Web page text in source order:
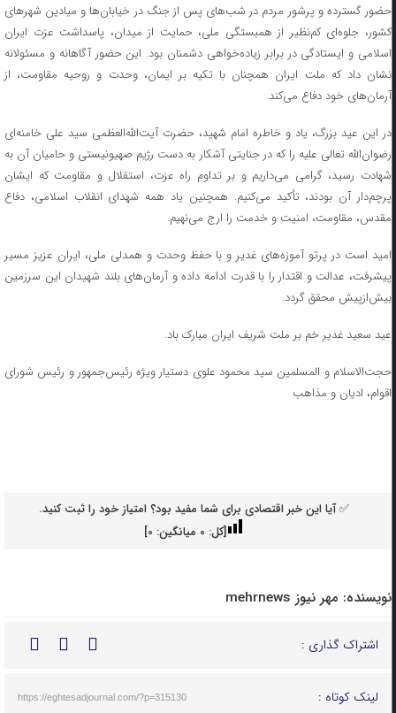
حضور گسترده و پرشور مردم در شب‌های پس از جنگ در خیابان‌ها و میادین شهرهای
کشور، جلوه‌ای کم‌نظیر از همبستگی ملی، حمایت از میدان، پاسداشت عزت ایران
اسلامی و ایستادگی در برابر زیاده‌خواهی دشمنان بود. این حضور آگاهانه و مسئولانه
نشان داد که ملت ایران همچنان با تکیه بر ایمان، وحدت و روحیه مقاومت، از
آرمان‌های خود دفاع می‌کند.
️در این عید بزرگ، یاد و خاطره امام شهید، حضرت آیت‌الله‌العظمی سید علی خامنه‌ای
رضوان‌الله تعالی علیه را که در جنایتی آشکار به دست رژیم صهیونیستی و حامیان آن به
شهادت رسید، گرامی می‌داریم و بر تداوم راه عزت، استقلال و مقاومت که ایشان
پرچم‌دار آن بودند، تأکید می‌کنیم. همچنین یاد همه شهدای انقلاب اسلامی، دفاع
مقدس، مقاومت، امنیت و خدمت را ارج می‌نهیم.
امید است در پرتو آموزه‌های غدیر و با حفظ وحدت و همدلی ملی، ایران عزیز مسیر
پیشرفت، عدالت و اقتدار را با قدرت ادامه داده و آرمان‌های بلند شهیدان این سرزمین
بیش‌ازپیش محقق گردد.
عید سعید غدیر خم بر ملت شریف ایران مبارک باد.
حجت‌الاسلام‌ و المسلمین سید محمود علوی دستیار ویژه رئیس‌جمهور و رئیس شورای
اقوام، ادیان و مذاهب
✅ آیا این خبر اقتصادی برای شما مفید بود؟ امتیاز خود را ثبت کنید.
[کل: 0میانگین: 0
]
نویسنده: مهر نیوز mehrnews
اشتراک گذاری :
لینک کوتاه : https://eghtesadjournal.com/?p=315130